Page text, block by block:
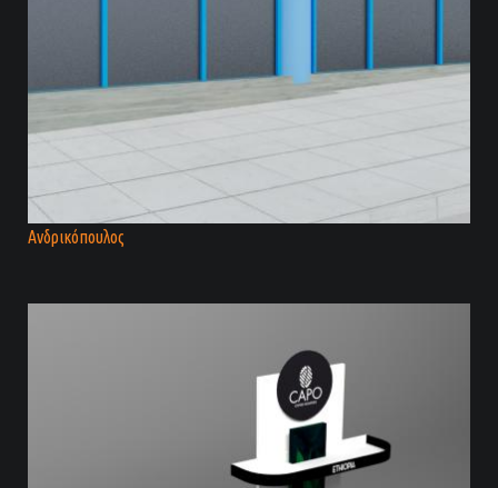
Ανδρικόπουλος